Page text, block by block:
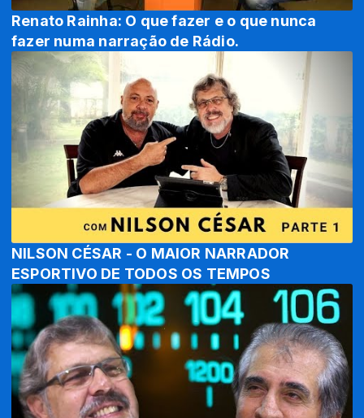
Renato Rainha: O que fazer e o que nunca
fazer numa narração de Rádio.
NILSON CÉSAR - O MAIOR NARRADOR
ESPORTIVO DE TODOS OS TEMPOS